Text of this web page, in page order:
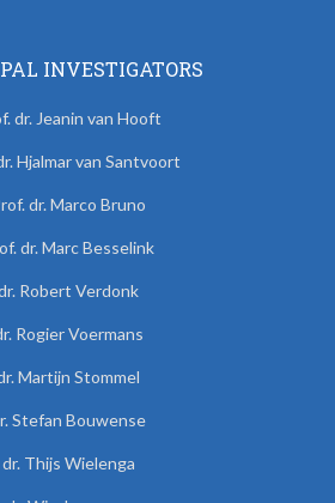
INVESTIGATORS
dr. Jeanin van Hooft
Hjalmar van Santvoort
dr. Marco Bruno
dr. Marc Besselink
Robert Verdonk
Rogier Voermans
Martijn Stommel
Stefan Bouwense
dr. Thijs Wielenga